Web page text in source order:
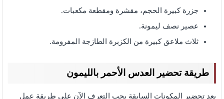
جزرة كبيرة الحجم، مقشرة ومقطعة مكعبات.
عصير نصف ليمونة.
ثلاث ملاعق كبيرة من الكزبرة الطازجة المفرومة.
طريقة تحضير العدس الأحمر بالليمون
بعد تحضير المكونات السابقة يجب التعرف الآن على طريقة عمل